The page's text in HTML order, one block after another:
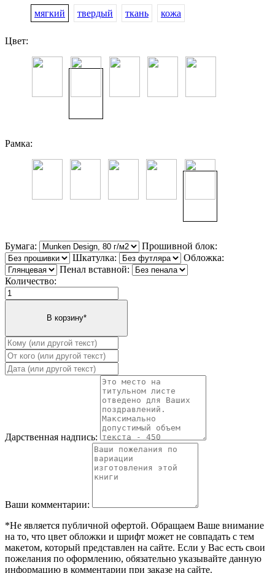
мягкий твердый ткань кожа
Цвет:
Рамка:
Бумага:
Прошивной блок:
Шкатулка:
Обложка:
Пенал вставной:
Количество:
Дарственная надпись:
Ваши комментарии:
*Не является публичной офертой. Обращаем Ваше внимание
на то, что цвет обложки и шрифт может не совпадать с тем
макетом, который представлен на сайте. Если у Вас есть свои
пожелания по оформлению, обязательно указывайте данную
информацию в комментарии при заказе на сайте.